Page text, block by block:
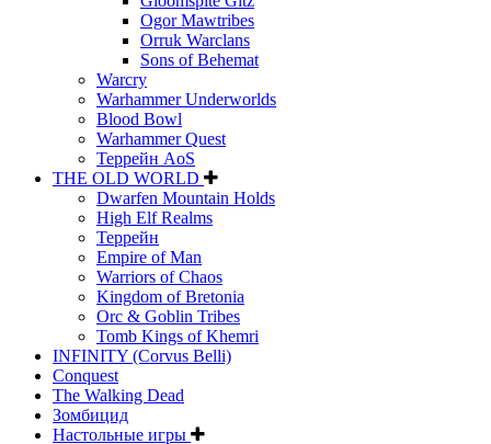
Ogor Mawtribes
Orruk Warclans
Sons of Behemat
Warcry
Warhammer Underworlds
Blood Bowl
Warhammer Quest
Террейн AoS
THE OLD WORLD
Dwarfen Mountain Holds
High Elf Realms
Террейн
Empire of Man
Warriors of Chaos
Kingdom of Bretonia
Orc & Goblin Tribes
Tomb Kings of Khemri
INFINITY (Corvus Belli)
Conquest
The Walking Dead
Зомбицид
Настольные игры